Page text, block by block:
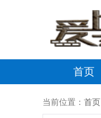
首页
当前位置： 首页